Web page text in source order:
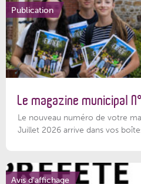
Publication
Le magazine municipal
Le nouveau numéro de votre
Juillet 2026 arrive dans vos
Avis d'affichage